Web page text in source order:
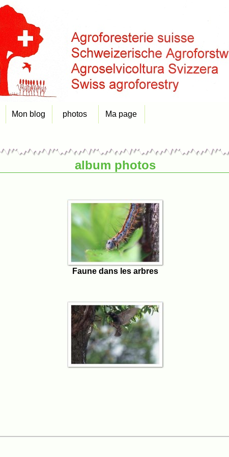
Mon blog photos
Ma page
album photos
Faune dans les arbres